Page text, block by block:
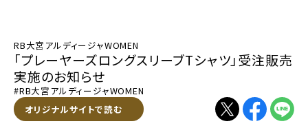
RB大宮アルディージャWOMEN
「プレーヤーズロングスリーブTシャツ」受注販売
実施のお知らせ
#RB大宮アルディージャWOMEN
オリジナルサイトで読む別ウィンドウで開く